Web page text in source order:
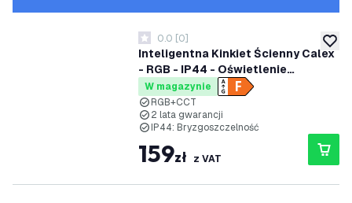
dodaj
Inteligentna Kinkiet Ścienny Calex
- RGB - IP44 - Oświetlenie
Ogrodowe
0 Gwiazdki oceny
0.0 [0]
W magazynie
RGB+CCT
2 lata gwarancji
IP44: Bryzgoszczelność
159zł z VAT